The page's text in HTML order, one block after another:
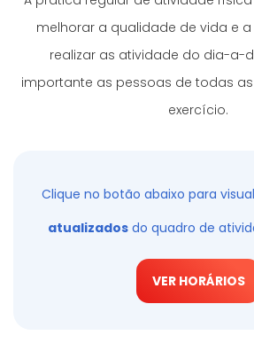
melhorar a qualidade de vida e
realizar as atividade do dia-a-
importante as pessoas de todas
exercício.
Clique no botão abaixo para
atualizadosdo quadro de
VER HORÁRIOS